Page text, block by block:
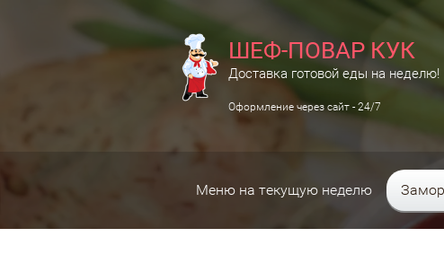
ШЕФ-ПОВАР КУК
Доставка готовой еды на неделю!
Оформление через сайт - 24/7
Меню на текущую неделю